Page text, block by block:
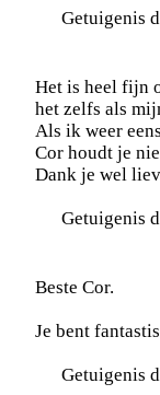
Getuigenis
Het is heel fijn
het zelfs als
Als ik weer
Cor houdt je
Dank je wel
Getuigenis
Beste Cor.
Je bent
Getuigenis